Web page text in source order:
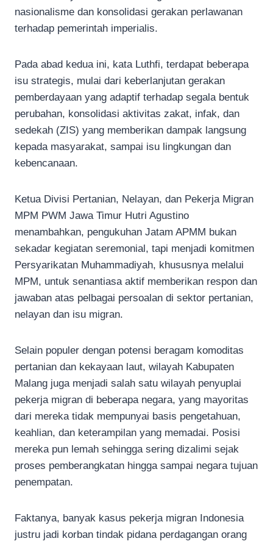
nasionalisme dan konsolidasi gerakan perlawanan
terhadap pemerintah imperialis.
Pada abad kedua ini, kata Luthfi, terdapat beberapa
isu strategis, mulai dari keberlanjutan gerakan
pemberdayaan yang adaptif terhadap segala bentuk
perubahan, konsolidasi aktivitas zakat, infak, dan
sedekah (ZIS) yang memberikan dampak langsung
kepada masyarakat, sampai isu lingkungan dan
kebencanaan.
Ketua Divisi Pertanian, Nelayan, dan Pekerja Migran
MPM PWM Jawa Timur Hutri Agustino
menambahkan, pengukuhan Jatam APMM bukan
sekadar kegiatan seremonial, tapi menjadi komitmen
Persyarikatan Muhammadiyah, khususnya melalui
MPM, untuk senantiasa aktif memberikan respon dan
jawaban atas pelbagai persoalan di sektor pertanian,
nelayan dan isu migran.
Selain populer dengan potensi beragam komoditas
pertanian dan kekayaan laut, wilayah Kabupaten
Malang juga menjadi salah satu wilayah penyuplai
pekerja migran di beberapa negara, yang mayoritas
dari mereka tidak mempunyai basis pengetahuan,
keahlian, dan keterampilan yang memadai. Posisi
mereka pun lemah sehingga sering dizalimi sejak
proses pemberangkatan hingga sampai negara tujuan
penempatan.
Faktanya, banyak kasus pekerja migran Indonesia
justru jadi korban tindak pidana perdagangan orang